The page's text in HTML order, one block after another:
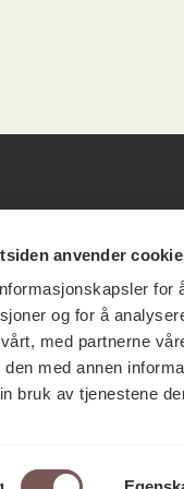
anvender
for
og for å
med partnerne
den med annen
bruk av tjenestene
Victoria
inngang
0251 Oslo